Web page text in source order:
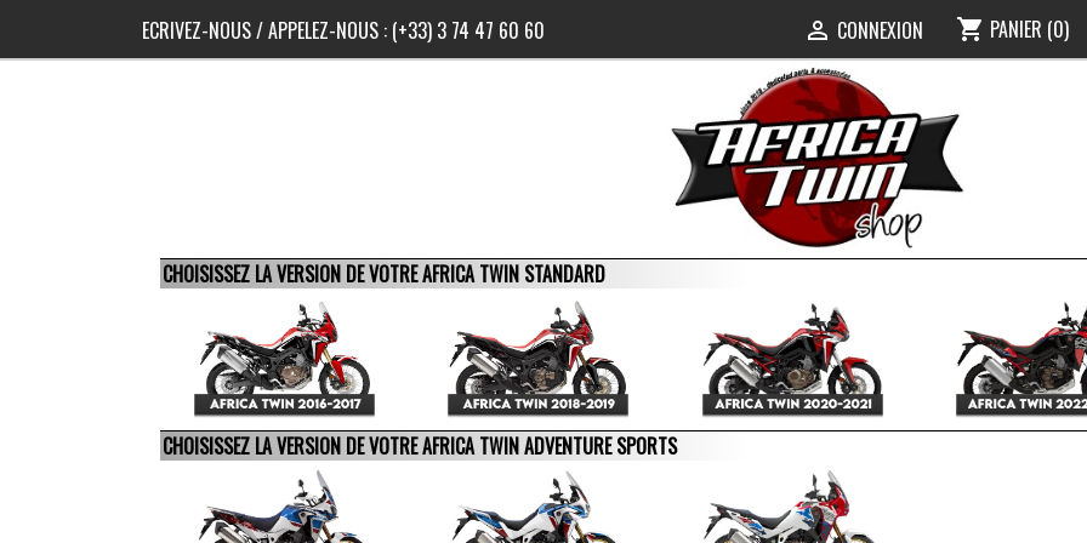
ECRIVEZ-NOUS/ APPELEZ-NOUS : (+33) 3 74 47 60 60  CONNEXION shopping_cart PANIER (0)
CHOISISSEZ LA VERSION DE VOTRE AFRICA TWIN STANDARD
CHOISISSEZ LA VERSION DE VOTRE AFRICA TWIN ADVENTURE SPORTS